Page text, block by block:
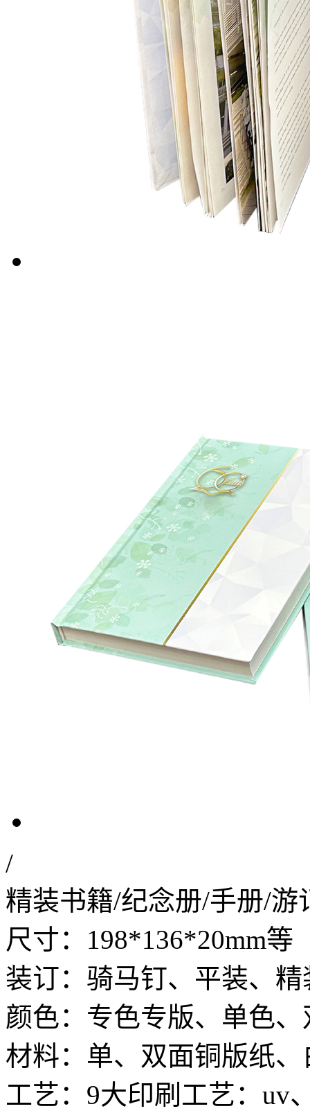
/
精装书籍/纪念册/手册/游
尺寸：198*136*20mm等
装订：骑马钉、平装、
颜色：专色专版、单色
材料：单、双面铜版纸、
工艺：9大印刷工艺：uv